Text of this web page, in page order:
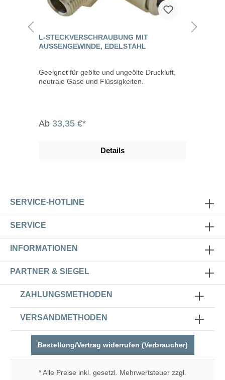
L-STECKVERSCHRAUBUNG MIT
AUSSENGEWINDE, EDELSTAHL
Geeignet für geölte und ungeölte Druckluft,
neutrale Gase und Flüssigkeiten.
Ab 33,35 €*
Details
SERVICE-HOTLINE
SERVICE
INFORMATIONEN
PARTNER & SIEGEL
ZAHLUNGSMETHODEN
VERSANDMETHODEN
Bestellung/Vertrag widerrufen (Verbraucher)
* Alle Preise inkl. gesetzl. Mehrwertsteuer zzgl.